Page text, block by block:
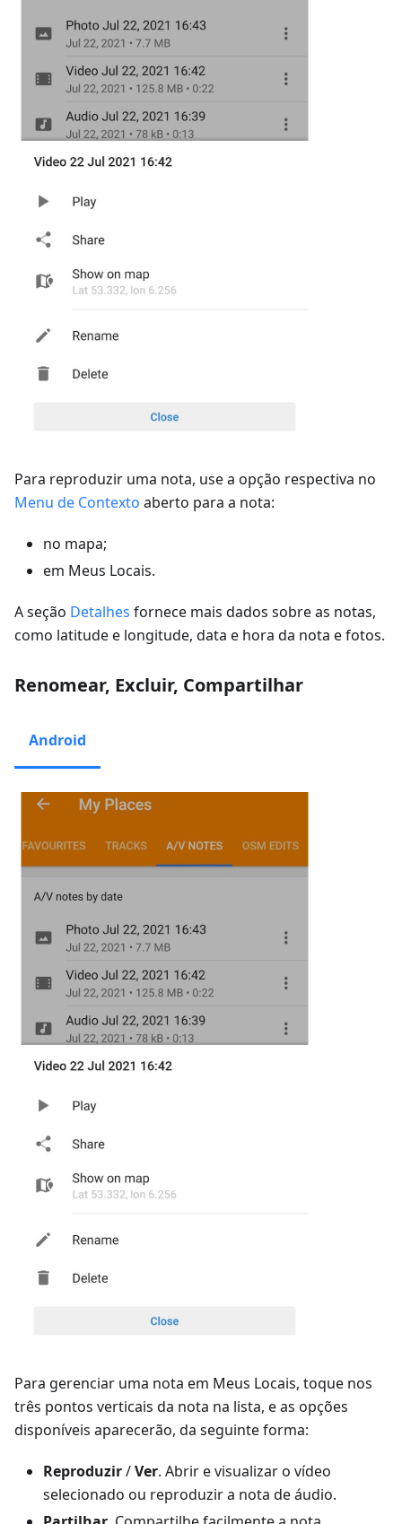
Para reproduzir uma nota, use a opção respectiva no
Menu de Contexto aberto para a nota:
no mapa;
em Meus Locais.
A seção Detalhes fornece mais dados sobre as notas,
como latitude e longitude, data e hora da nota e fotos.
Renomear, Excluir, Compartilhar
Android
Para gerenciar uma nota em Meus Locais, toque nos
três pontos verticais da nota na lista, e as opções
disponíveis aparecerão, da seguinte forma:
Reproduzir/Ver. Abrir e visualizar o vídeo
selecionado ou reproduzir a nota de áudio.